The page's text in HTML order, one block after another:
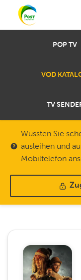
POP TV
VOD
TV
Wussten Sie
ausleihen und
Mobiltelefon